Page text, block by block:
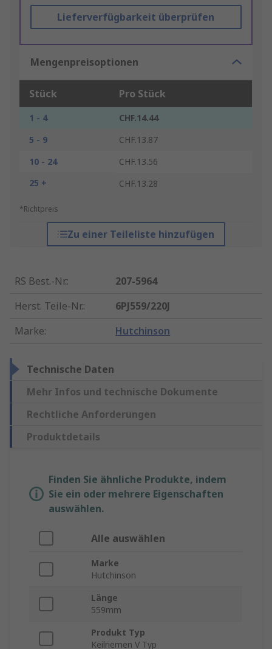
Lieferverfügbarkeit überprüfen
Mengenpreisoptionen
Stück Pro Stück
1 - 4
CHF.14.44
5 - 9
CHF.13.87
10 - 24
CHF.13.56
25 +
CHF.13.28
*Richtpreis
Zu einer Teileliste hinzufügen
RS Best.-Nr.:
207-5964
Herst. Teile-Nr.:
6PJ559/220J
Marke: Hutchinson
Technische Daten
Mehr Infos und technische Dokumente
Rechtliche Anforderungen
Produktdetails
Finden Sie ähnliche Produkte, indem
Sie ein oder mehrere Eigenschaften
auswählen.
Alle auswählen
Marke
Hutchinson
Länge
559mm
Produkt Typ
Keilriemen V Typ